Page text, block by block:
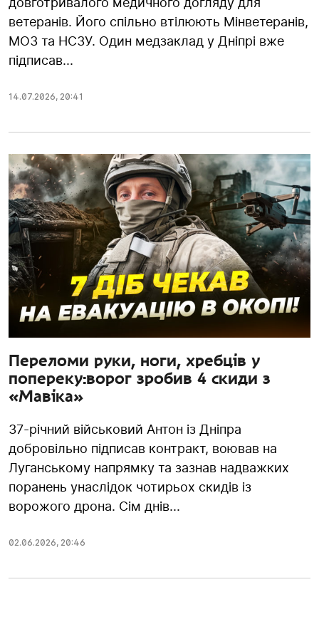
ветеранів. Його спільно втілюють Мінветеранів,
МОЗ та НСЗУ. Один медзаклад у Дніпрі вже
підписав...
14.07.2026, 20:41
Переломи руки, ноги, хребців у
попереку:ворог зробив 4 скиди з
«Мавіка»
37-річний військовий Антон із Дніпра
добровільно підписав контракт, воював на
Луганському напрямку та зазнав надважких
поранень унаслідок чотирьох скидів із
ворожого дрона. Сім днів...
02.06.2026, 20:46